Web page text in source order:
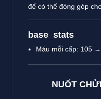
để có thể đóng góp
base_stats
Máu mỗi cấp: 105 →
NUỐT